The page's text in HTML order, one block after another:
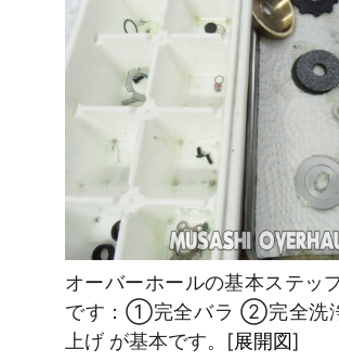
オーバーホールの基本ステッ
です：①完全バラ ②完全洗
上げ が基本です。[展開図]